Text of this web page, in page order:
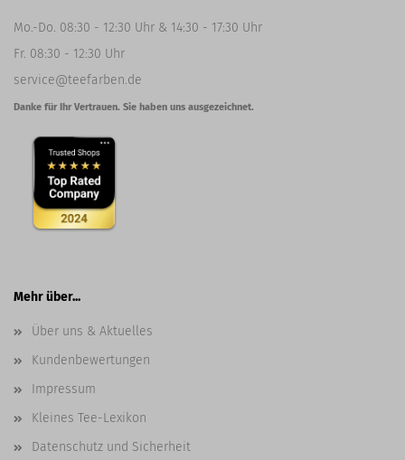
Mo.-Do. 08:30 - 12:30 Uhr & 14:30 - 17:30 Uhr
Fr. 08:30 - 12:30 Uhr
service@teefarben.de
Danke für Ihr Vertrauen. Sie haben uns ausgezeichnet.
Mehr über...
Über uns & Aktuelles
Kundenbewertungen
Impressum
Kleines Tee-Lexikon
Datenschutz und Sicherheit